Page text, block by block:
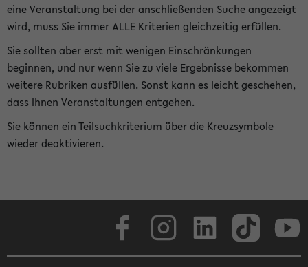
eine Veranstaltung bei der anschließenden Suche angezeigt
wird, muss Sie immer ALLE Kriterien gleichzeitig erfüllen.
Sie sollten aber erst mit wenigen Einschränkungen
beginnen, und nur wenn Sie zu viele Ergebnisse bekommen
weitere Rubriken ausfüllen. Sonst kann es leicht geschehen,
dass Ihnen Veranstaltungen entgehen.
Sie können ein Teilsuchkriterium über die Kreuzsymbole
wieder deaktivieren.